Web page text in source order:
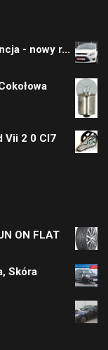
- nowy r...
Vii 2 0 Cl7
ON FLAT
Skóra